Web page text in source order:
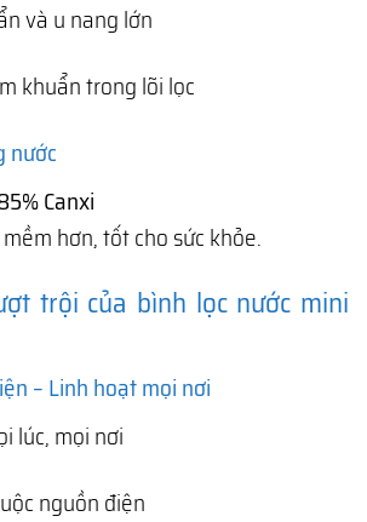
và u nang lớn
khuẩn trong lõi lọc
nước
Canxi
hơn, tốt cho sức khỏe.
trội của bình lọc nước mini
– Linh hoạt mọi nơi
lúc, mọi nơi
nguồn điện